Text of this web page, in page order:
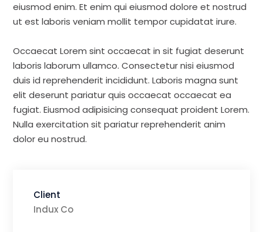
eiusmod enim. Et enim qui eiusmod dolore et nostrud
ut est laboris veniam mollit tempor cupidatat irure.
Occaecat Lorem sint occaecat in sit fugiat deserunt
laboris laborum ullamco. Consectetur nisi eiusmod
duis id reprehenderit incididunt. Laboris magna sunt
elit deserunt pariatur quis occaecat occaecat ea
fugiat. Eiusmod adipisicing consequat proident Lorem.
Nulla exercitation sit pariatur reprehenderit anim
dolor eu nostrud.
Client
Indux Co